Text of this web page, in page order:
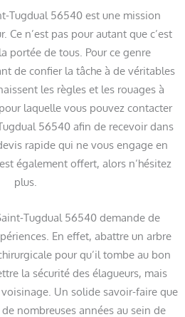
Tugdual 56540 est une mission
Ce n’est pas pour autant que c’est
portée de tous. Pour ce genre
de confier la tâche à de véritables
les règles et les rouages à
laquelle vous pouvez contacter
56540 afin de recevoir dans
rapide qui ne vous engage en
également offert, alors n’hésitez
plus.
Tugdual 56540 demande de
En effet, abattre un arbre
pour qu’il tombe au bon
la sécurité des élagueurs, mais
Un solide savoir-faire que
nombreuses années au sein de